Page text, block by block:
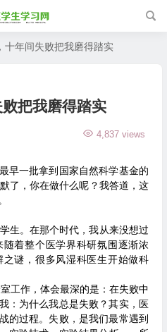
十年间失败把我磨得踏实
把我磨得踏实
4,837 views
早一批拿到国家自然科学基金的
了，你在做什么呢？我答道，这
生。在那个时代，我从来没想过
着整个医学界科研氛围逐渐浓
谜，很多风湿科医生开始做科
工作，体会最深的是：在失败中
：为什么我总是失败？其实，医
的过程。失败，是我们最常遇到